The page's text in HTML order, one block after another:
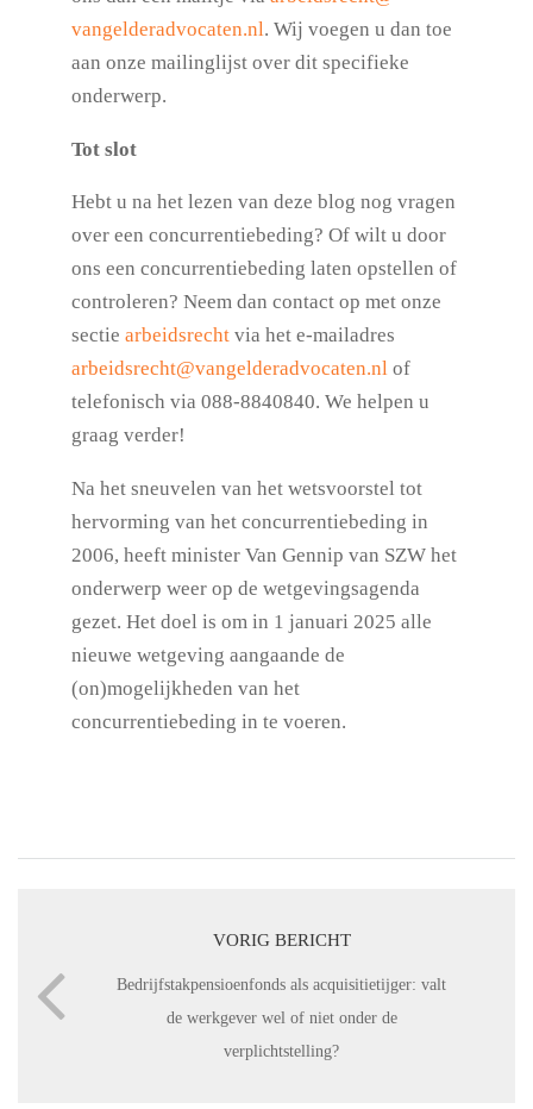
vangelderadvocaten.nl. Wij voegen u dan toe
aan onze mailinglijst over dit specifieke
onderwerp.
Tot slot
Hebt u na het lezen van deze blog nog vragen
over een concurrentiebeding? Of wilt u door
ons een concurrentiebeding laten opstellen of
controleren? Neem dan contact op met onze
sectie arbeidsrecht via het e-mailadres
arbeidsrecht@vangelderadvocaten.nl of
telefonisch via 088-8840840. We helpen u
graag verder!
Na het sneuvelen van het wetsvoorstel tot
hervorming van het concurrentiebeding in
2006, heeft minister Van Gennip van SZW het
onderwerp weer op de wetgevingsagenda
gezet. Het doel is om in 1 januari 2025 alle
nieuwe wetgeving aangaande de
(on)mogelijkheden van het
concurrentiebeding in te voeren.
VORIG BERICHT
Bedrijfstakpensioenfonds als acquisitietijger: valt
de werkgever wel of niet onder de
verplichtstelling?